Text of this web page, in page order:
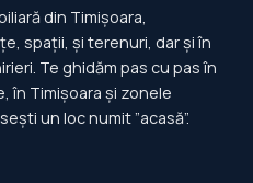
din Timișoara,
spații, și terenuri, dar și în
Te ghidăm pas cu pas în
în Timișoara și zonele
un loc numit ”acasă”.